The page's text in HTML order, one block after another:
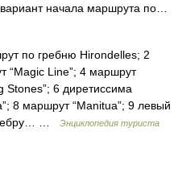
начала маршрута по…
по гребню Hirondelles; 2
“Magic Line”; 4 маршрут
Stones”; 6 диретиссима
8 маршрут “Manitua”; 9 левый
…
Энциклопедия туриста